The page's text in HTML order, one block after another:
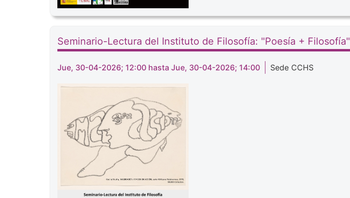
Seminario-Lectura del Instituto de Filosofía: "Poesía + Filosofía"
Jue, 30-04-2026; 12:00 hasta Jue, 30-04-2026; 14:00 Sede CCHS